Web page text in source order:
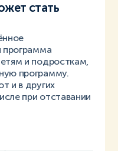
стать
программа
и подросткам,
программу.
и в других
при отставании